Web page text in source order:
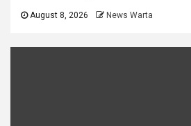
August 8, 2026 News Warta